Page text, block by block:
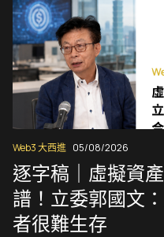
Web3 大西進 05/08/2026
逐字稿｜虛擬資
譜！立委郭國文
者很難生存